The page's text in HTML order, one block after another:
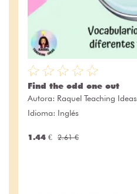
Find the odd one out
Autora: Raquel Teaching Ideas
Idioma: Inglés
1.44 € 2.61 €